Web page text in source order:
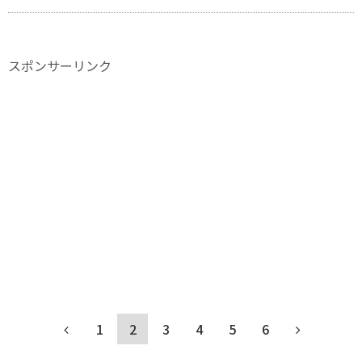
スポンサーリンク
1 2 3 4 5 6